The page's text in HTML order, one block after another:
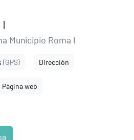
Municipio Roma I
(GPS) Dirección
Página web